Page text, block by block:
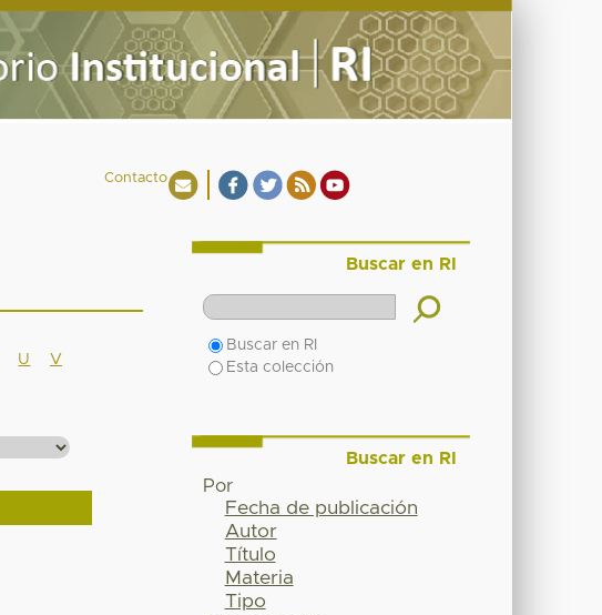
Contacto
U
V
Buscar en RI
Buscar en RI
Esta colección
Buscar en RI
Por
Fecha de publicación
Autor
Título
Materia
Tipo